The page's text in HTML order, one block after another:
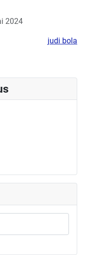
2024
am 02.06.2024
Beitrag: Workshop am
judi bola